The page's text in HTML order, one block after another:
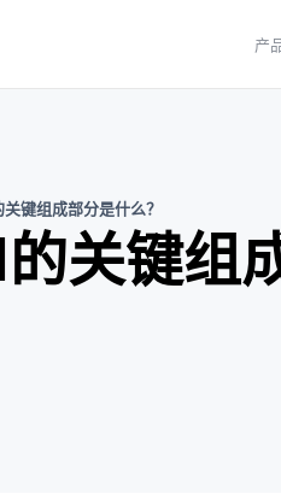
产
键组成部分是什么？
关键组